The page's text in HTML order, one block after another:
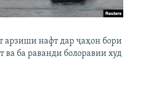
арзиши нафт дар ҷаҳон бори
ва ба раванди болоравии худ